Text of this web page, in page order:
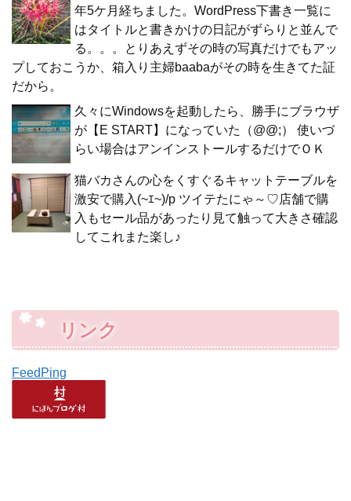
年5ケ月経ちました。WordPress下書き一覧に
はタイトルと書きかけの日記がずらりと並んで
る。。。とりあえずその時の写真だけでもアッ
プしておこうか、箱入り主婦baabaがその時を生きてた証
だから。
久々にWindowsを起動したら、勝手にブラウザ
が【E START】になっていた（@@;） 使いづ
らい場合はアンインストールするだけでＯＫ
猫バカさんの心をくすぐるキャットテーブルを
激安で購入(~ｴ~)/p ツイテたにゃ～♡店舗で購
入もセール品があったり見て触って大きさ確認
してこれまた楽し♪
リンク
FeedPing